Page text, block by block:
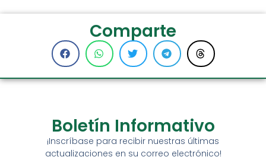
Comparte
Boletín Informativo
¡Inscríbase para recibir nuestras últimas
actualizaciones en su correo electrónico!